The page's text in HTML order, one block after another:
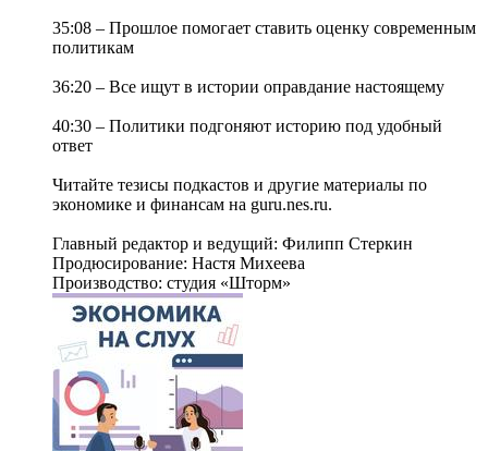
35:08 – Прошлое помогает ставить оценку современным
политикам
36:20 – Все ищут в истории оправдание настоящему
40:30 – Политики подгоняют историю под удобный
ответ
Читайте тезисы подкастов и другие материалы по
экономике и финансам на guru.nes.ru.
Главный редактор и ведущий: Филипп Стеркин
Продюсирование: Настя Михеева
Производство: студия «Шторм»